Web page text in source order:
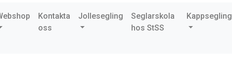
Kontakta
oss
Jollesegling
Seglarskola
hos StSS
Kappsegling